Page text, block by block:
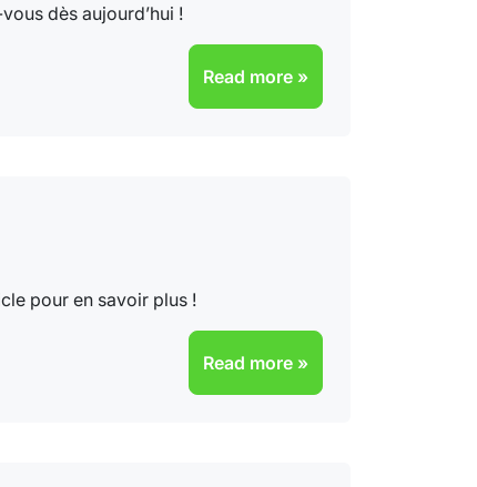
dès aujourd’hui !
Read more »
pour en savoir plus !
Read more »